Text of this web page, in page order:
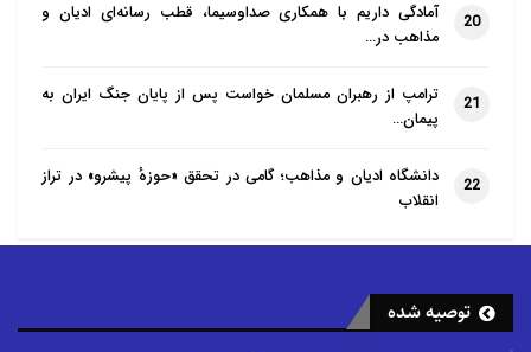
20
آمادگی داریم با همکاری صداوسیما، قطب رسانه‌ای ادیان و
مذاهب در…
21
ترامپ از رهبران مسلمان خواست پس از پایان جنگ ایران به
پیمان…
22
دانشگاه ادیان و مذاهب؛ گامی در تحقق «حوزهٔ پیشرو» در تراز
انقلاب
توصیه شده